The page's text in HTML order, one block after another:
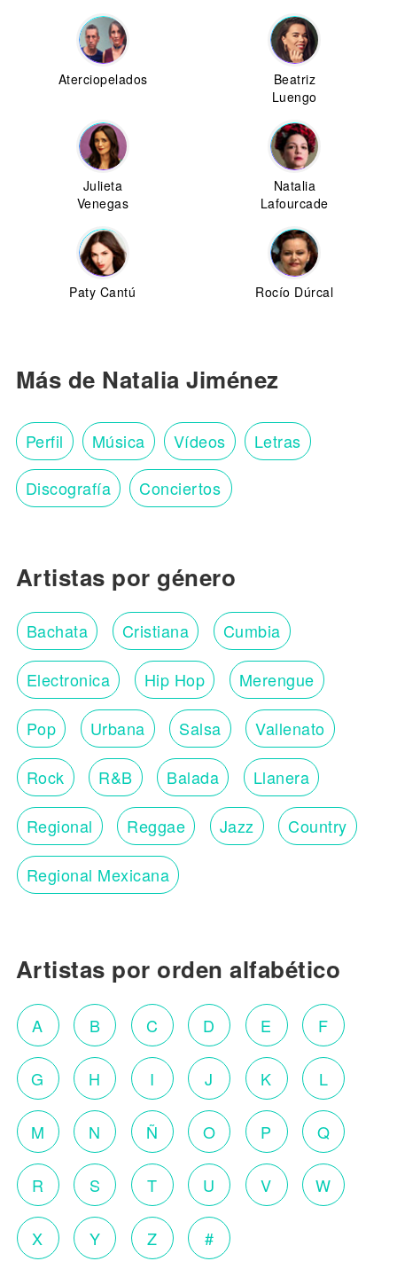
Aterciopelados
Beatriz
Luengo
Julieta
Venegas
Natalia
Lafourcade
Paty Cantú Rocío Dúrcal
Más de Natalia Jiménez
Perfil Música Vídeos Letras
Discografía Conciertos
Artistas por género
Bachata Cristiana Cumbia
Electronica Hip Hop Merengue
Pop Urbana Salsa Vallenato
Rock R&B Balada Llanera
Regional Reggae Jazz Country
Regional Mexicana
Artistas por orden alfabético
A B C D E F
G H I J K L
M N Ñ O P Q
R S T U V W
X Y Z #